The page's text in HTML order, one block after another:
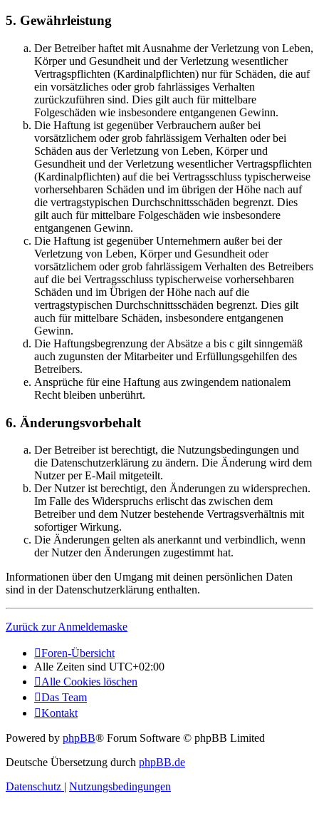
5. Gewährleistung
Der Betreiber haftet mit Ausnahme der Verletzung von Leben,
Körper und Gesundheit und der Verletzung wesentlicher
Vertragspflichten (Kardinalpflichten) nur für Schäden, die auf
ein vorsätzliches oder grob fahrlässiges Verhalten
zurückzuführen sind. Dies gilt auch für mittelbare
Folgeschäden wie insbesondere entgangenen Gewinn.
Die Haftung ist gegenüber Verbrauchern außer bei
vorsätzlichem oder grob fahrlässigem Verhalten oder bei
Schäden aus der Verletzung von Leben, Körper und
Gesundheit und der Verletzung wesentlicher Vertragspflichten
(Kardinalpflichten) auf die bei Vertragsschluss typischerweise
vorhersehbaren Schäden und im übrigen der Höhe nach auf
die vertragstypischen Durchschnittsschäden begrenzt. Dies
gilt auch für mittelbare Folgeschäden wie insbesondere
entgangenen Gewinn.
Die Haftung ist gegenüber Unternehmern außer bei der
Verletzung von Leben, Körper und Gesundheit oder
vorsätzlichem oder grob fahrlässigem Verhalten des Betreibers
auf die bei Vertragsschluss typischerweise vorhersehbaren
Schäden und im Übrigen der Höhe nach auf die
vertragstypischen Durchschnittsschäden begrenzt. Dies gilt
auch für mittelbare Schäden, insbesondere entgangenen
Gewinn.
Die Haftungsbegrenzung der Absätze a bis c gilt sinngemäß
auch zugunsten der Mitarbeiter und Erfüllungsgehilfen des
Betreibers.
Ansprüche für eine Haftung aus zwingendem nationalem
Recht bleiben unberührt.
6. Änderungsvorbehalt
Der Betreiber ist berechtigt, die Nutzungsbedingungen und
die Datenschutzerklärung zu ändern. Die Änderung wird dem
Nutzer per E-Mail mitgeteilt.
Der Nutzer ist berechtigt, den Änderungen zu widersprechen.
Im Falle des Widerspruchs erlischt das zwischen dem
Betreiber und dem Nutzer bestehende Vertragsverhältnis mit
sofortiger Wirkung.
Die Änderungen gelten als anerkannt und verbindlich, wenn
der Nutzer den Änderungen zugestimmt hat.
Informationen über den Umgang mit deinen persönlichen Daten
sind in der Datenschutzerklärung enthalten.
Zurück zur Anmeldemaske
Foren-Übersicht
Alle Zeiten sind UTC+02:00
Alle Cookies löschen
Das Team
Kontakt
Powered by phpBB® Forum Software © phpBB Limited
Deutsche Übersetzung durch phpBB.de
Datenschutz | Nutzungsbedingungen